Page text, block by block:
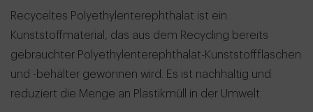
Recyceltes Polyethylenterephthalat ist ein
Kunststoffmaterial, das aus dem Recycling bereits
gebrauchter Polyethylenterephthalat-Kunststoffflaschen
und -behälter gewonnen wird. Es ist nachhaltig und
reduziert die Menge an Plastikmüll in der Umwelt.